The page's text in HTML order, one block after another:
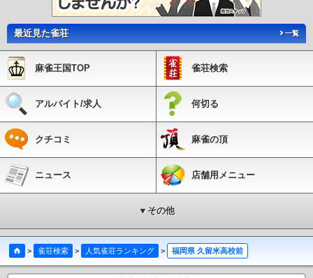
最近見た雀荘 一覧
麻雀王国TOP 雀荘検索
アルバイト/求人 何切る
クチコミ 麻雀の頂
ニュース 店舗用メニュー
▼その他
> 雀荘検索 > 人気雀荘ランキング > 福岡県 久留米高校前